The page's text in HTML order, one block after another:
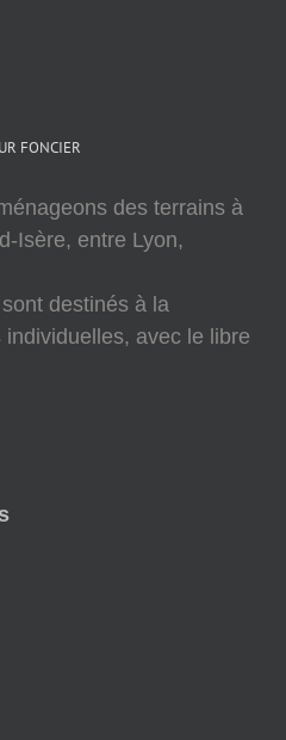
FONCIER
des terrains à
Isère, entre Lyon,
destinés à la
avec le libre